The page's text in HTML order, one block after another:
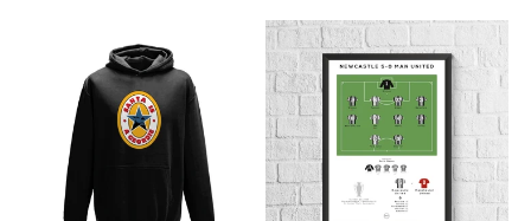
Preis